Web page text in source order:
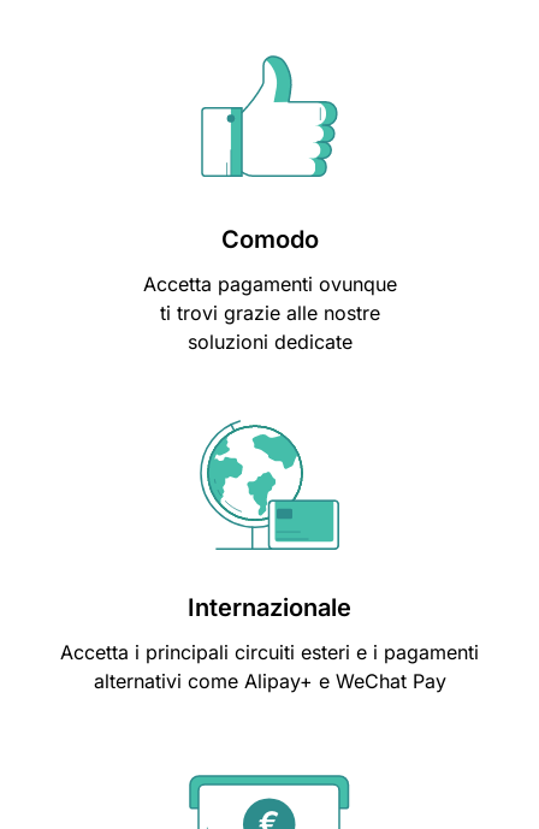
Comodo
Accetta pagamenti ovunque
ti trovi grazie alle nostre
soluzioni dedicate
Internazionale
Accetta i principali circuiti esteri e i pagamenti
alternativi come Alipay+ e WeChat Pay